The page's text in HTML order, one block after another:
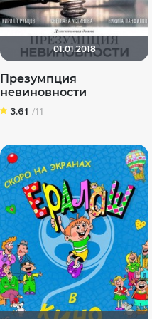
01.01.2018
Презумпция
невиновности
3.61 /11